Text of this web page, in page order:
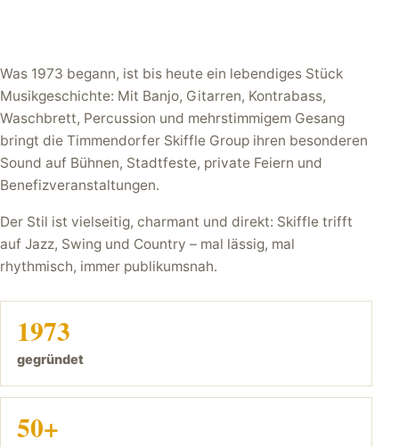
Was 1973 begann, ist bis heute ein lebendiges Stück
Musikgeschichte: Mit Banjo, Gitarren, Kontrabass,
Waschbrett, Percussion und mehrstimmigem Gesang
bringt die Timmendorfer Skiffle Group ihren besonderen
Sound auf Bühnen, Stadtfeste, private Feiern und
Benefizveranstaltungen.
Der Stil ist vielseitig, charmant und direkt: Skiffle trifft
auf Jazz, Swing und Country – mal lässig, mal
rhythmisch, immer publikumsnah.
1973
gegründet
50+